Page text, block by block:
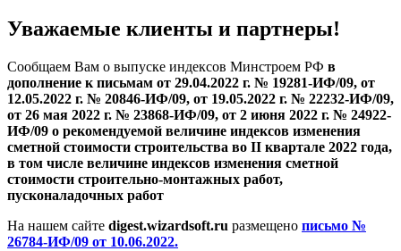
Уважаемые клиенты и партнеры!
Сообщаем Вам о выпуске индексов Минстроем РФ в
дополнение к письмам от 29.04.2022 г. № 19281-ИФ/09, от
12.05.2022 г. № 20846-ИФ/09, от 19.05.2022 г. № 22232-ИФ/09,
от 26 мая 2022 г. № 23868-ИФ/09, от 2 июня 2022 г. № 24922-
ИФ/09 о рекомендуемой величине индексов изменения
сметной стоимости строительства во II квартале 2022 года,
в том числе величине индексов изменения сметной
стоимости строительно-монтажных работ,
пусконаладочных работ
На нашем сайте digest.wizardsoft.ru размещено письмо №
26784-ИФ/09 от 10.06.2022.